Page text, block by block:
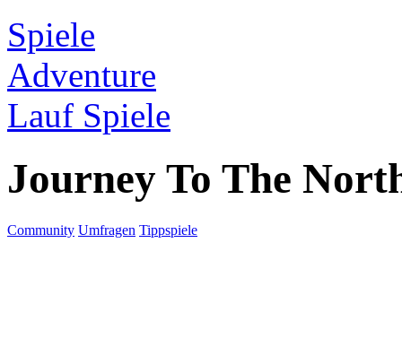
Spiele
Adventure
Lauf Spiele
Journey To The
Community Umfragen Tippspiele